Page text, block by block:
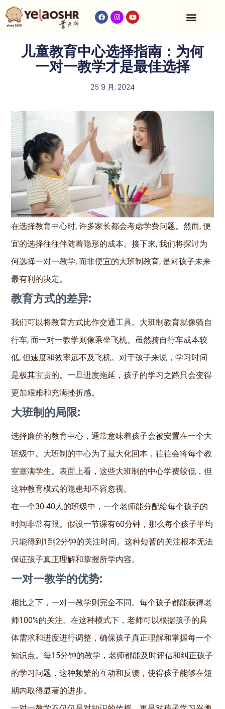
儿童教育中心选择指南：为何
一对一教学才是最佳选择
25 9 月, 2024
在选择教育中心时, 许多家长都会考虑学费问题。然而, 便
宜的选择往往伴随着隐形的成本。接下来, 我们将探讨为
何选择一对一教学, 而非便宜的大班制教育, 是对孩子未来
最有利的决定。
教育方式的差异:
我们可以将教育方式比作交通工具。大班制教育就像骑自
行车, 而一对一教学则像乘坐飞机。虽然骑自行车成本较
低, 但速度和效率远不及飞机。对于孩子来说，学习时间
是极其宝贵的。一旦进度拖延，孩子的学习之路只会变得
更加艰难和充满挫折感。
大班制的局限:
选择廉价的教育中心，通常意味着孩子会被安置在一个大
班级中。大班制的中心为了最大化回本，往往会将每个教
室塞满学生。表面上看，这些大班制的中心学费较低，但
这种教育模式的隐患却不容忽视。
在一个30-40人的班级中，一个老师能分配给每个孩子的
时间非常有限。假设一节课有60分钟，那么每个孩子平均
只能得到1到2分钟的关注时间。这种短暂的关注根本无法
保证孩子真正理解和掌握所学内容。
一对一教学的优势:
相比之下，一对一教学则完全不同。每个孩子都能获得老
师100%的关注。在这种模式下，老师可以根据孩子的具
体需求和进度进行调整，确保孩子真正理解和掌握每一个
知识点。每15分钟的教学，老师都能及时评估和纠正孩子
的学习问题，这种频繁的互动和反馈，使得孩子能够在短
期内取得显著的进步。